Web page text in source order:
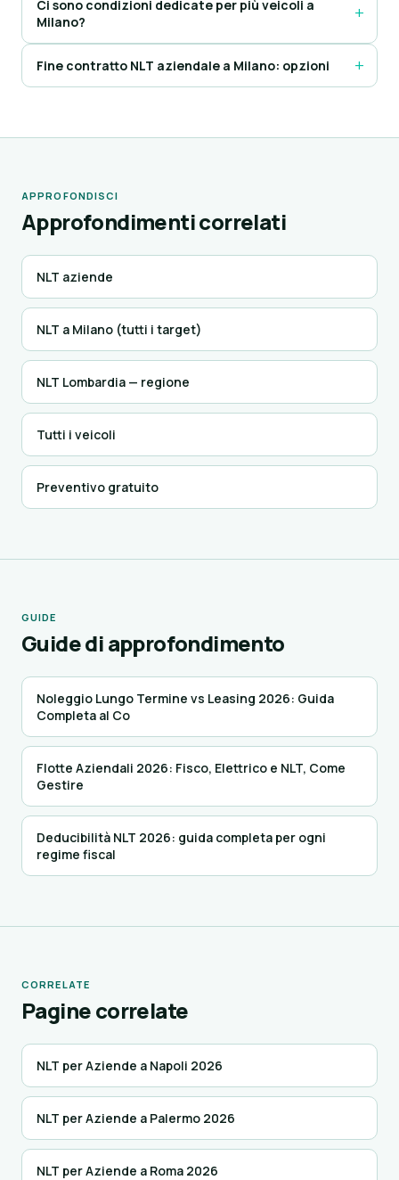
Ci sono condizioni dedicate per più veicoli a
Milano?
Fine contratto NLT aziendale a Milano: opzioni
APPROFONDISCI
Approfondimenti correlati
NLT aziende
NLT a Milano (tutti i target)
NLT Lombardia — regione
Tutti i veicoli
Preventivo gratuito
GUIDE
Guide di approfondimento
Noleggio Lungo Termine vs Leasing 2026: Guida
Completa al Co
Flotte Aziendali 2026: Fisco, Elettrico e NLT, Come
Gestire
Deducibilità NLT 2026: guida completa per ogni
regime fiscal
CORRELATE
Pagine correlate
NLT per Aziende a Napoli 2026
NLT per Aziende a Palermo 2026
NLT per Aziende a Roma 2026